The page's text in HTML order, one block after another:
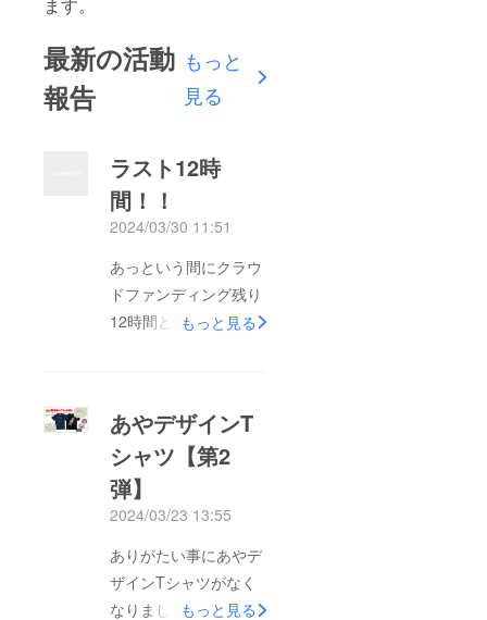
最新の活動
報告
もっと
見る
ラスト12時
間！！
2024/03/30 11:51
あっという間にクラウ
ドファンディング残り
12時間となりました！
158名の方々が支援し
てくださり…正直驚い
ています。こんなに多
く人に協力していただ
す◎本当にありがとう
ございます。最近は内
もっと見る
あやデザインT
シャツ【第2
弾】
2024/03/23 13:55
ありがたい事にあやデ
ザインTシャツがなく
なりましたー♡予想よ
もっと見る